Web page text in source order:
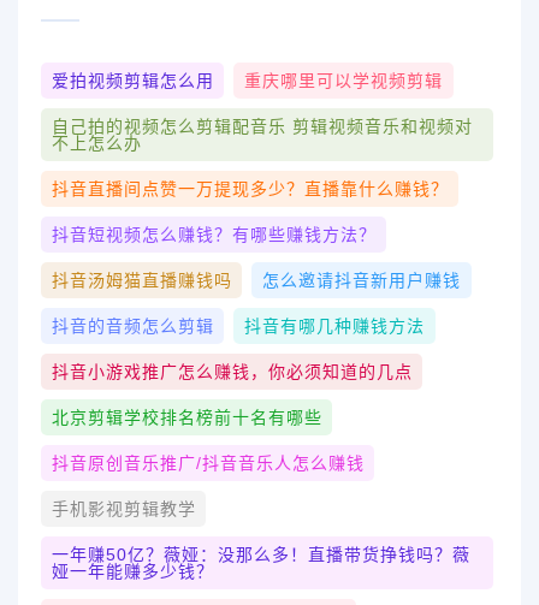
爱拍视频剪辑怎么用 重庆哪里可以学视频剪辑
自己拍的视频怎么剪辑配音乐 剪辑视频音乐和视频对
不上怎么办
抖音直播间点赞一万提现多少？直播靠什么赚钱？
抖音短视频怎么赚钱？有哪些赚钱方法？
抖音汤姆猫直播赚钱吗 怎么邀请抖音新用户赚钱
抖音的音频怎么剪辑 抖音有哪几种赚钱方法
抖音小游戏推广怎么赚钱，你必须知道的几点
北京剪辑学校排名榜前十名有哪些
抖音原创音乐推广/抖音音乐人怎么赚钱
手机影视剪辑教学
一年赚50亿？薇娅：没那么多！直播带货挣钱吗？薇
娅一年能赚多少钱？